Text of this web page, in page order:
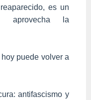
es un
aprovecha la
puede volver a
antifascismo y